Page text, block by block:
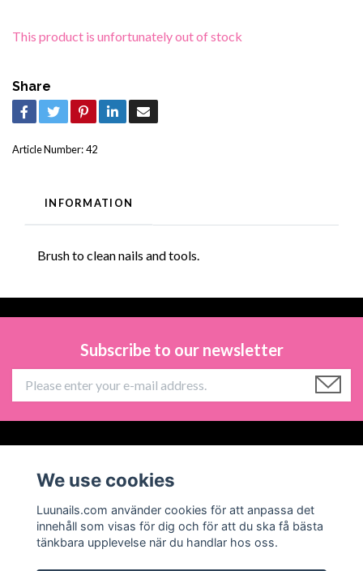
This product is unfortunately out of stock
Share
Article Number:42
INFORMATION
Brush to clean nails and tools.
Subscribe to our newsletter
Social Media
We use cookies
Luunails.com använder cookies för att anpassa det
innehåll som visas för dig och för att du ska få bästa
tänkbara upplevelse när du handlar hos oss.